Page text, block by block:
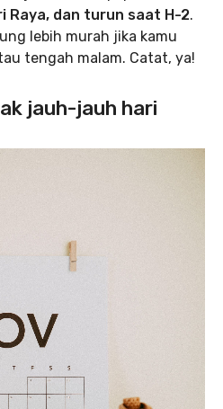
Raya, dan turun saat H-2.
lebih murah jika kamu
tengah malam. Catat, ya!
jauh-jauh hari